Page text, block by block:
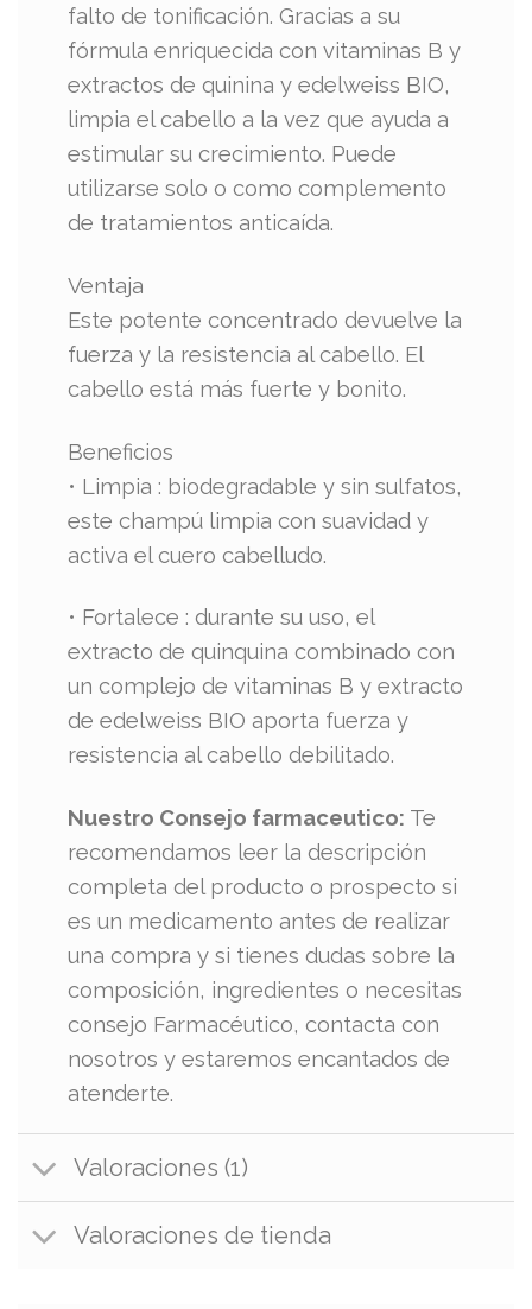
falto de tonificación. Gracias a su
fórmula enriquecida con vitaminas B y
extractos de quinina y edelweiss BIO,
limpia el cabello a la vez que ayuda a
estimular su crecimiento. Puede
utilizarse solo o como complemento
de tratamientos anticaída.
Ventaja
Este potente concentrado devuelve la
fuerza y la resistencia al cabello. El
cabello está más fuerte y bonito.
Beneficios
• Limpia : biodegradable y sin sulfatos,
este champú limpia con suavidad y
activa el cuero cabelludo.
• Fortalece : durante su uso, el
extracto de quinquina combinado con
un complejo de vitaminas B y extracto
de edelweiss BIO aporta fuerza y
resistencia al cabello debilitado.
Nuestro Consejo farmaceutico: Te
recomendamos leer la descripción
completa del producto o prospecto si
es un medicamento antes de realizar
una compra y si tienes dudas sobre la
composición, ingredientes o necesitas
consejo Farmacéutico, contacta con
nosotros y estaremos encantados de
atenderte.
Valoraciones (1)
Valoraciones de tienda